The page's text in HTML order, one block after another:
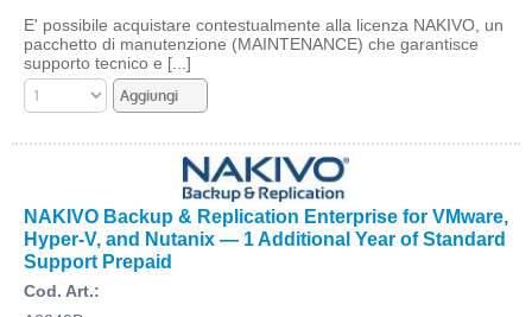
E' possibile acquistare contestualmente alla licenza NAKIVO, un
pacchetto di manutenzione (MAINTENANCE) che garantisce
supporto tecnico e [...]
NAKIVO Backup & Replication Enterprise for VMware,
Hyper-V, and Nutanix — 1 Additional Year of Standard
Support Prepaid
Cod. Art.: